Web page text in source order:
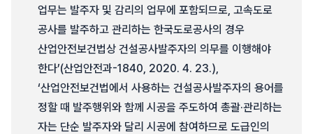
업무는 발주자 및 감리의 업무에 포함되므로, 고속도로
공사를 발주하고 관리하는 한국도로공사의 경우
산업안전보건법상 건설공사발주자의 의무를 이행해야
한다’(산업안전과-1840, 2020. 4. 23.),
‘산업안전보건법에서 사용하는 건설공사발주자의 용어를
정할 때 발주행위와 함께 시공을 주도하여 총괄·관리하는
자는 단순 발주자와 달리 시공에 참여하므로 도급인의